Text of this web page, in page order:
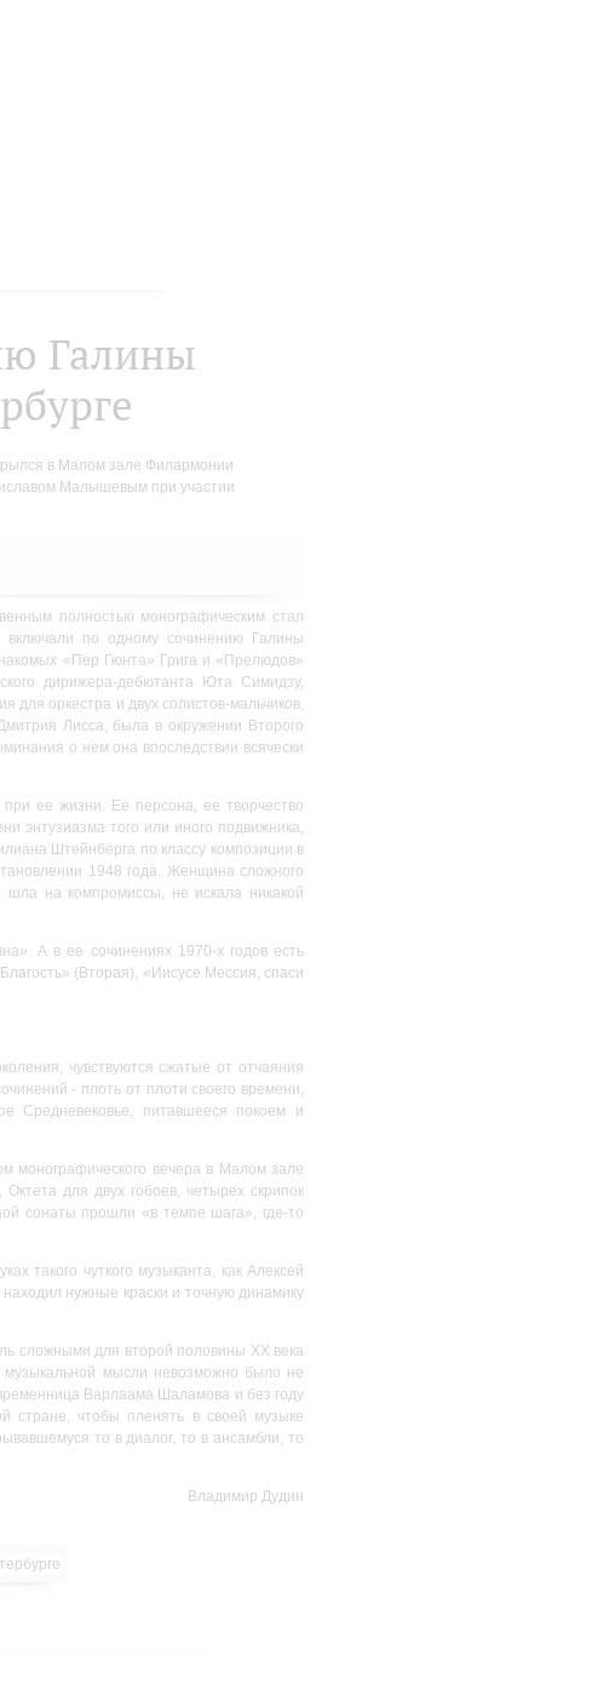
Галины
в Малом зале Филармонии
Малышевым при участии
полностью монографическим стал
по одному сочинению Галины
«Пер Гюнта» Грига и «Прелюдов»
дирижера-дебютанта Юта Симидзу,
для оркестра и двух солистов-мальчиков,
Лисса, была в окружении Второго
о нем она впоследствии всячески
ее жизни. Ее персона, ее творчество
энтузиазма того или иного подвижника,
Штейнберга по классу композиции в
1948 года. Женщина сложного
шла на компромиссы, не искала никакой
А в ее сочинениях 1970-х годов есть
(Вторая), «Иисусе Мессия, спаси
чувствуются сжатые от отчаяния
- плоть от плоти своего времени,
Средневековье, питавшееся покоем и
монографического вечера в Малом зале
для двух гобоев, четырех скрипок
сонаты прошли «в темпе шага», где-то
такого чуткого музыканта, как Алексей
нужные краски и точную динамику
сложными для второй половины ХХ века
музыкальной мысли невозможно было не
Варлаама Шаламова и без году
стране, чтобы пленять в своей музыке
то в диалог, то в ансамбли, то
Владимир Дудин